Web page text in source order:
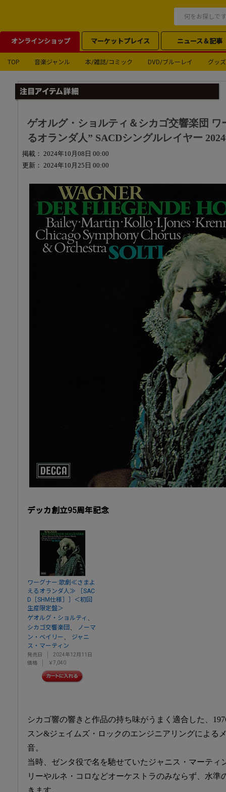
オンラインショップ マーケットプレイス ニュース＆記事
TOP 音楽ジャンル 本/雑誌/コミック DVD/ブルーレイ グッズ
ゲオルグ・ショルティ＆シカゴ交響楽団
るオランダ人” SACDシングルレイヤー
掲載： 2024年10月08日 00:00
更新： 2024年10月25日 00:00
デッカ創立95周年記念
ワーグナー:歌劇≪さまよ
えるオランダ人≫ ［SAC
D［SHM仕様］］＜初回
生産限定盤＞
ゲオルグ・ショルティ
シカゴ交響楽団
ノーマ
ン・ベイリー
ジャニ
ス・マーティン
発売日
2024年12月11日
価格
￥7,040
シカゴ響の響きと作品の持ち味がうまく適合した、
スン&ジェイムズ・ロックのエンジニアリングによる
音。
当時、ゼンタ役で名を馳せていたジャニス・マーティ
リーやルネ・コロなどオーケストラのみならず、水準